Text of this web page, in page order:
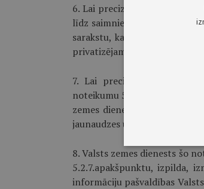
6. Lai precizētu nodokļa
līdz saimnieciskā gada
sarakstu, kas līdz
privatizējamie uzņēmumi
7. Lai precizētu ar nodokli
noteikumu
zemes dienestā informāciju
jaunaudzes un apmežojumi
8. Valsts zemes dienests šo
5.2.7.apakšpunktu, izpilda,
informāciju pašvaldības